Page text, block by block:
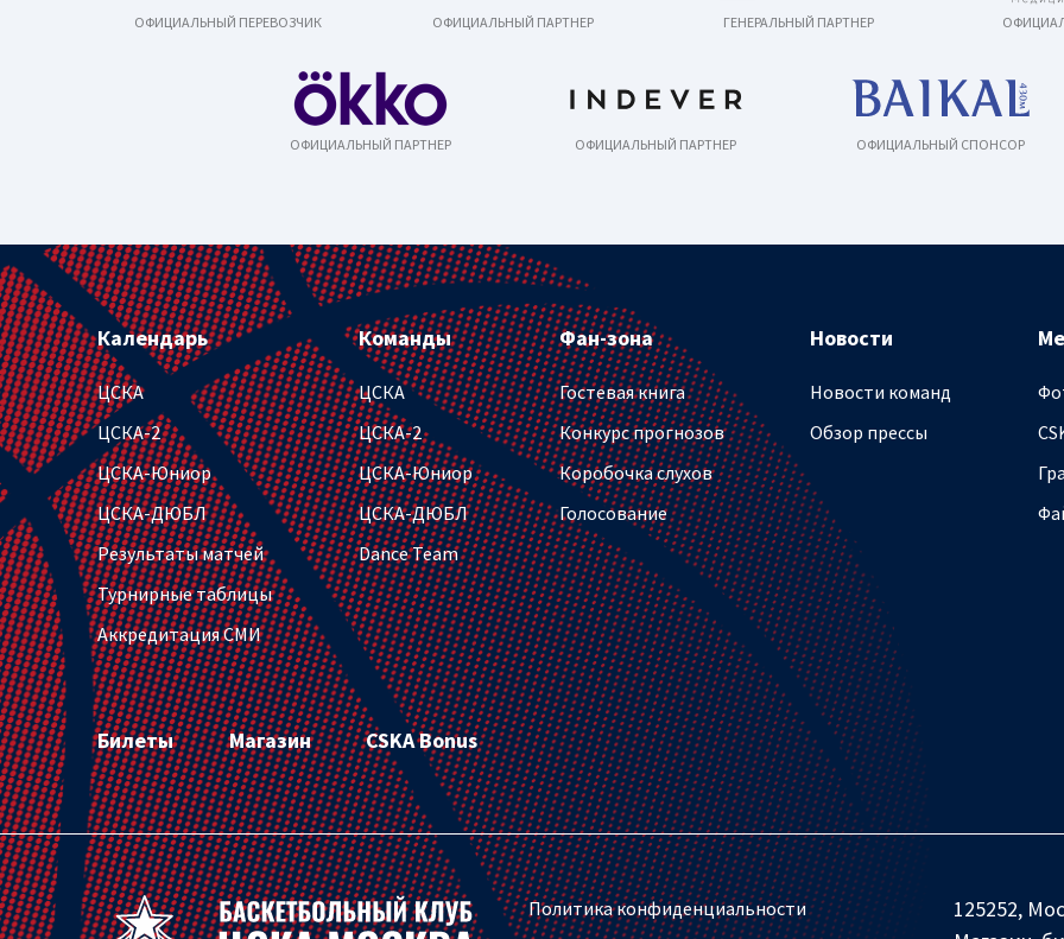
ОФИЦИАЛЬНЫЙ ПЕРЕВОЗЧИК ОФИЦИАЛЬНЫЙ ПАРТНЕР ГЕНЕРАЛЬНЫЙ ПАРТНЕР
ОФИЦИАЛЬНЫЙ ПАРТНЕР ОФИЦИАЛЬНЫЙ ПАРТНЕР ОФИЦИАЛЬНЫЙ СПОНСОР
Календарь
ЦСКА
ЦСКА-2
ЦСКА-Юниор
ЦСКА-ДЮБЛ
Результаты матчей
Турнирные таблицы
Аккредитация СМИ
Команды
ЦСКА
ЦСКА-2
ЦСКА-Юниор
ЦСКА-ДЮБЛ
Dance Team
Фан-зона
Гостевая книга
Конкурс прогнозов
Коробочка слухов
Голосование
Новости
Новости команд
Обзор прессы
Билеты Магазин CSKA Bonus
Политика конфиденциальности
125252,